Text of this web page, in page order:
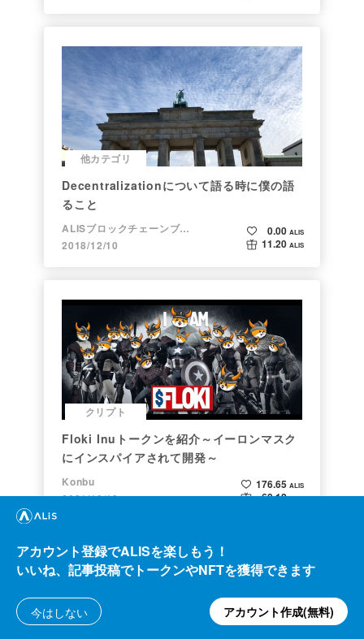
他カテゴリ
Decentralizationについて語る時に僕の語
ること
ALISブロックチェーンブログ
2018/12/10
0.00 ALIS
11.20 ALIS
クリプト
Floki Inuトークンを紹介～イーロンマスク
にインスパイアされて開発～
Konbu
2021/10/13
176.65 ALIS
68.12ALIS
アカウント登録でALISを楽しもう！
いいね、記事投稿でトークンやNFTを獲得できます
今はしない アカウント作成(無料)